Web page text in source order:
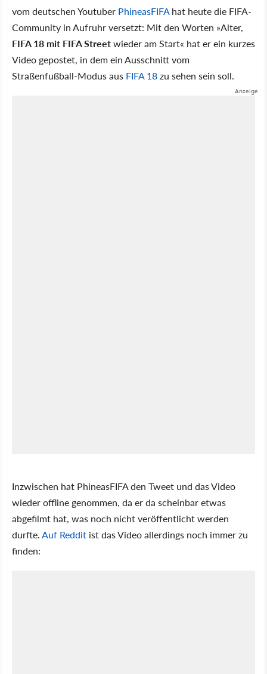
vom deutschen Youtuber PhineasFIFAhat heute die FIFA-
Community in Aufruhr versetzt: Mit den Worten »Alter,
FIFA 18 mit FIFA Streetwieder am Start« hat er ein kurzes
Video gepostet, in dem ein Ausschnitt vom
Straßenfußball-Modus aus FIFA 18zu sehen sein soll.
Inzwischen hat PhineasFIFA den Tweet und das Video
wieder offline genommen, da er da scheinbar etwas
abgefilmt hat, was noch nicht veröffentlicht werden
durfte.Auf Reddit ist das Video allerdings noch immer zu
finden: